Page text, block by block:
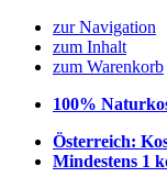
zur Navigation
zum Inhalt
zum Warenkorb
100%
Österreich:
Mindestens 1